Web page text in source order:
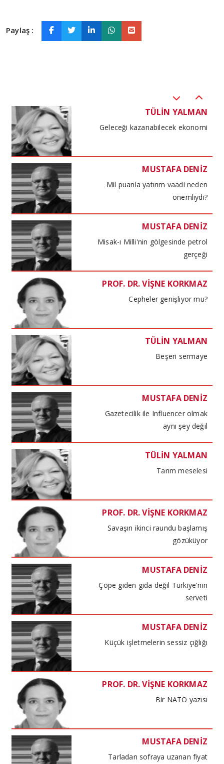
Paylaş :
TÜLİN YALMAN
Geleceği kazanabilecek ekonomi
MUSTAFA DENİZ
Mil puanla yatırım vaadi neden
önemliydi?
MUSTAFA DENİZ
Misak-ı Milli'nin gölgesinde petrol
gerçeği
PROF. DR. VİŞNE KORKMAZ
Cepheler genişliyor mu?
TÜLİN YALMAN
Beşeri sermaye
MUSTAFA DENİZ
Gazetecilik ile Influencer olmak
aynı şey değil
TÜLİN YALMAN
Tarım meselesi
PROF. DR. VİŞNE KORKMAZ
Savaşın ikinci raundu başlamış
gözüküyor
MUSTAFA DENİZ
Çöpe giden gıda değil Türkiye'nin
serveti
MUSTAFA DENİZ
Küçük işletmelerin sessiz çığlığı
PROF. DR. VİŞNE KORKMAZ
Bir NATO yazısı
MUSTAFA DENİZ
Tarladan sofraya uzanan fiyat